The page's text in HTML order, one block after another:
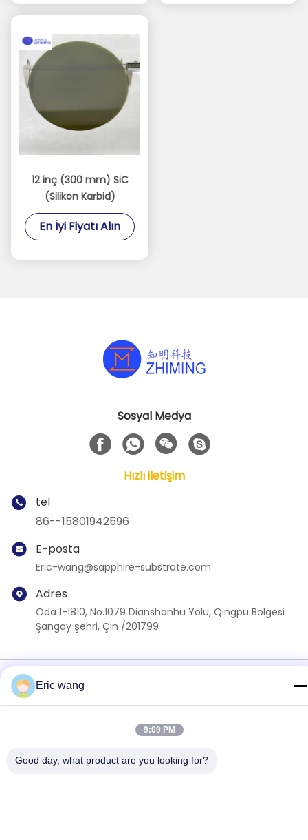
12 inç (300 mm) SiC
(Silikon Karbid)
En İyi Fiyatı Alın
Sosyal Medya
Hızlı iletişim
tel
86--15801942596
E-posta
Eric-wang@sapphire-substrate.com
Adres
Oda 1-1810, No.1079 Dianshanhu Yolu, Qingpu Bölgesi
Şangay şehri, Çin /201799
Çin İyi Kalite Safir Yüzey Tedarikçi. telif hakkı © 2019-2026
Eric wang
9:09 PM
Good day, what product are you looking for?